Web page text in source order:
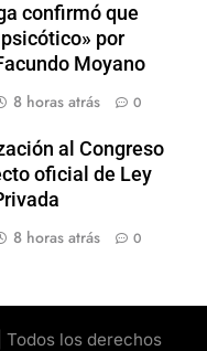
confirmó que
por
Moyano
8 horas atrás 0
al Congreso
oficial de Ley
8 horas atrás 0
los derechos